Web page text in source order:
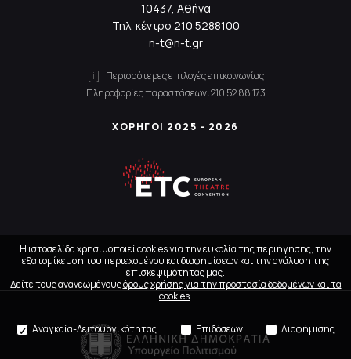
10437, Αθήνα
Τηλ. κέντρο 210 5288100
n-t@n-t.gr
Περισσότερες επιλογές επικοινωνίας
Πληροφορίες παραστάσεων:210 52 88 173
ΧΟΡΗΓΟΙ 2025 - 2026
Η ιστοσελίδα χρησιμοποιεί cookies για την ευκολία της περιήγησης, την
εξατομίκευση του περιεχομένου και διαφημίσεων και την ανάλυση της
επισκεψιμότητας μας.
Δείτε τους ανανεωμένουςόρους χρήσης για την προστασία δεδομένων και τα
cookies.
Αναγκαία-Λειτουργικότητας Επιδόσεων Διαφήμισης